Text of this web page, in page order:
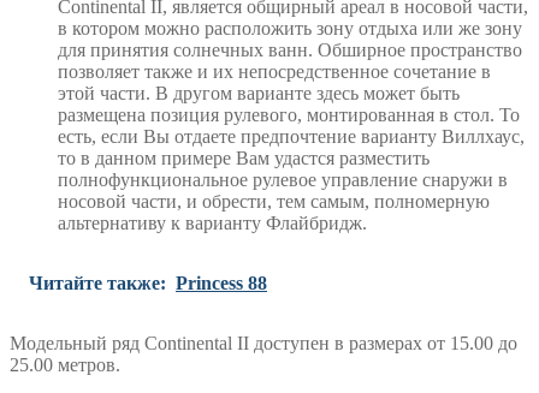
Continental II, является общирный ареал в носовой части,
в котором можно расположить зону отдыха или же зону
для принятия солнечных ванн. Обширное пространство
позволяет также и их непосредcтвенное сочетание в
этой части. В другом варианте здесь может быть
размещена позиция рулевого, монтированнaя в стол. То
есть, если Вы отдаете предпочтение варианту Виллхаус,
то в данном примере Вам удастся разместить
полнофункциональное рулевое управление снаружи в
носовой части, и обрести, тем самым, полномерную
альтернативу к варианту Флайбридж.
Читайте также: Princess 88
Модельный ряд Continental II доступен в размерах от 15.00 до
25.00 метров.